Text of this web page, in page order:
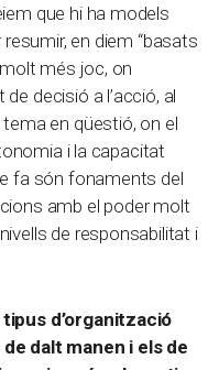
que hi ha models
en diem “basats
més joc, on
decisió a l’acció, al
en qüestió, on el
i la capacitat
fa són fonaments del
amb el poder molt
de responsabilitat i
d’organització
dalt manen i els de